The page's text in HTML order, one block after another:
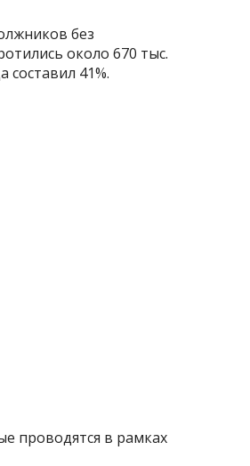
без
около 670 тыс.
составил 41%.
проводятся в рамках